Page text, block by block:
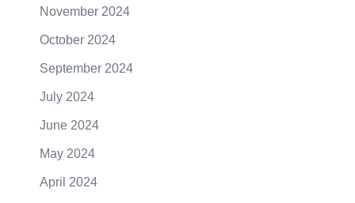
November 2024
October 2024
September 2024
July 2024
June 2024
May 2024
April 2024